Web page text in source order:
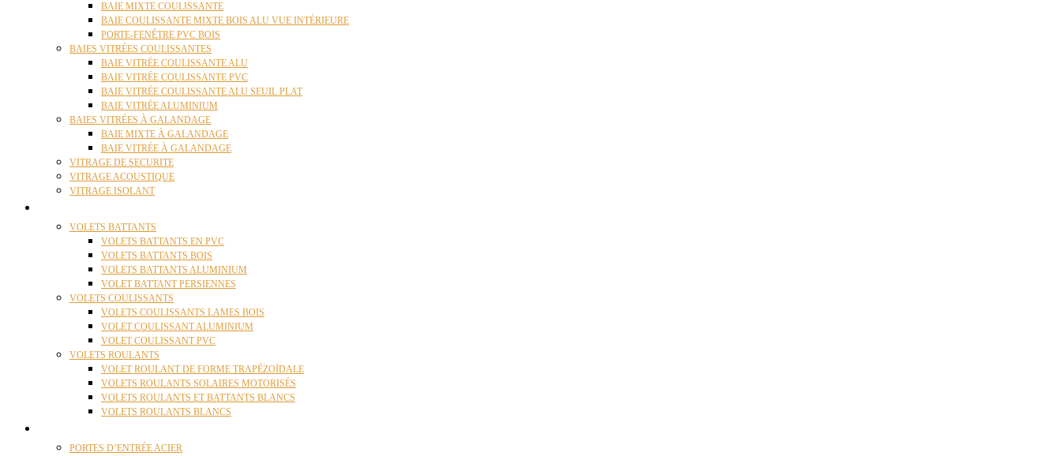
BAIE MIXTE COULISSANTE
BAIE COULISSANTE MIXTE BOIS ALU VUE INTÉRIEURE
PORTE-FENÊTRE PVC BOIS
BAIES VITRÉES COULISSANTES
BAIE VITRÉE COULISSANTE ALU
BAIE VITRÉE COULISSANTE PVC
BAIE VITRÉE COULISSANTE ALU SEUIL PLAT
BAIE VITRÉE ALUMINIUM
BAIES VITRÉES À GALANDAGE
BAIE MIXTE À GALANDAGE
BAIE VITRÉE À GALANDAGE
VITRAGE DE SECURITE
VITRAGE ACOUSTIQUE
VITRAGE ISOLANT
VOLETS BATTANTS
VOLETS BATTANTS EN PVC
VOLETS BATTANTS BOIS
VOLETS BATTANTS ALUMINIUM
VOLET BATTANT PERSIENNES
VOLETS COULISSANTS
VOLETS COULISSANTS LAMES BOIS
VOLET COULISSANT ALUMINIUM
VOLET COULISSANT PVC
VOLETS ROULANTS
VOLET ROULANT DE FORME TRAPÉZOÏDALE
VOLETS ROULANTS SOLAIRES MOTORISÉS
VOLETS ROULANTS ET BATTANTS BLANCS
VOLETS ROULANTS BLANCS
PORTES D’ENTRÉE ACIER